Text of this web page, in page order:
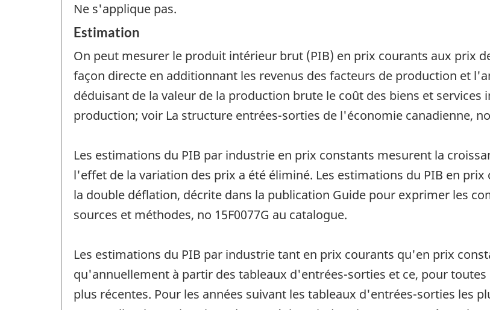
Ne s'applique pas.
Estimation
On peut mesurer le produit intérieur brut (PIB) en prix courants aux prix
façon directe en additionnant les revenus des facteurs de production et
déduisant de la valeur de la production brute le coût des biens et
production; voir La structure entrées-sorties de l'économie canadienne,
Les estimations du PIB par industrie en prix constants mesurent la
l'effet de la variation des prix a été éliminé. Les estimations du PIB en
la double déflation, décrite dans la publication Guide pour exprimer les
sources et méthodes, no 15F0077G au catalogue.
Les estimations du PIB par industrie tant en prix courants qu'en prix
qu'annuellement à partir des tableaux d'entrées-sorties et ce, pour
plus récentes. Pour les années suivant les tableaux d'entrées-sorties les